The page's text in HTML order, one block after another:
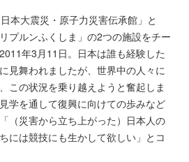
本大震災・原子力災害伝承館」と
プルンふくしま」の2つの施設をチー
年3月11日。日本は誰も経験した
見舞われましたが、世界中の人々に
この状況を乗り越えようと奮起しま
学を通して復興に向けての歩みなど
（災害から立ち上がった）日本人の
には競技にも生かして欲しい」とコ